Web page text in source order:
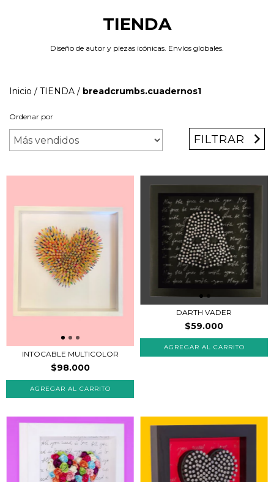
TIENDA
Diseño de autor y piezas icónicas. Envíos globales.
Inicio / TIENDA / breadcrumbs.cuadernos1
Ordenar por
FILTRAR
INTOCABLE MULTICOLOR
$98.000
AGREGAR AL CARRITO
DARTH VADER
$59.000